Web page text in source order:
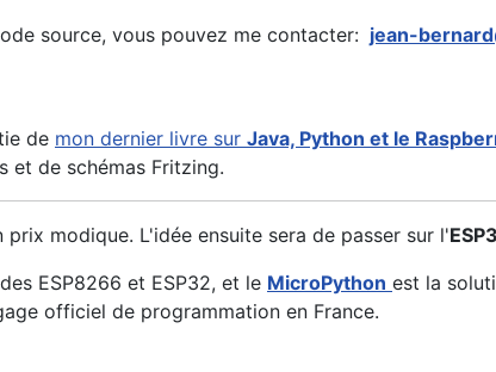
source, vous pouvez me contacter: jean-
de mon dernier livre sur Java, Python et le
et de schémas Fritzing.
modique. L'idée ensuite sera de passer sur l'
ESP8266 et ESP32, et le MicroPython est la
officiel de programmation en France.